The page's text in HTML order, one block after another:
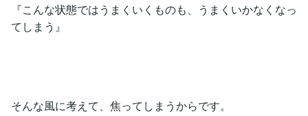
『こんな状態ではうまくいくものも、うまくいかなくなっ
てしまう』
そんな風に考えて、焦ってしまうからです。